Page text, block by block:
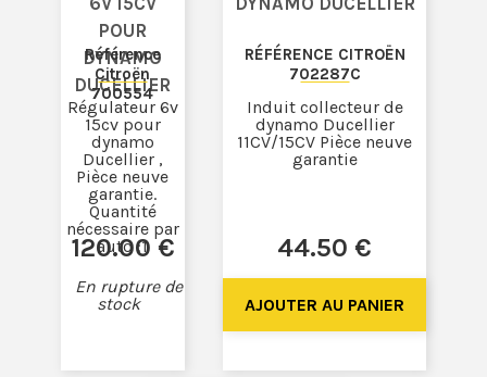
POUR
DYNAMO
DUCELLIER
Référence
Citroën
700554
120.00 €
En rupture de
stock
Régulateur 6v
15cv pour
dynamo
Ducellier ,
Pièce neuve
garantie.
Quantité
nécessaire par
auto :1
RÉFÉRENCE CITROËN
702287C
44.50 €
Induit collecteur de
dynamo Ducellier
11CV/15CV Pièce neuve
garantie